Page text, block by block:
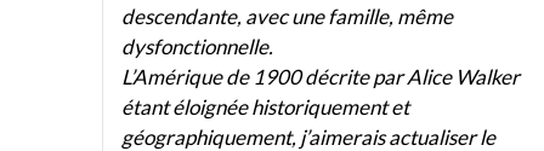
descendante, avec une famille, même
dysfonctionnelle.
L’Amérique de 1900 décrite par Alice Walker
étant éloignée historiquement et
géographiquement, j’aimerais actualiser le